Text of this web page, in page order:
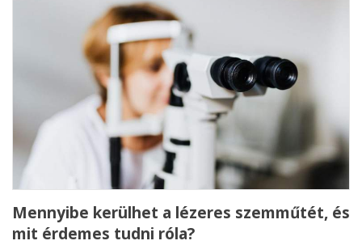
Mennyibe kerülhet a lézeres szemműtét, és
mit érdemes tudni róla?